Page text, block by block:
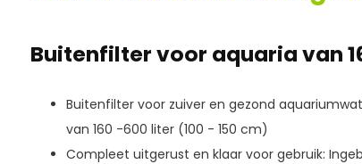
Buitenfilter voor aquaria van
Buitenfilter voor zuiver en gezond
van 160 -600 liter (100 - 150 cm)
Compleet uitgerust en klaar voor gebruik: